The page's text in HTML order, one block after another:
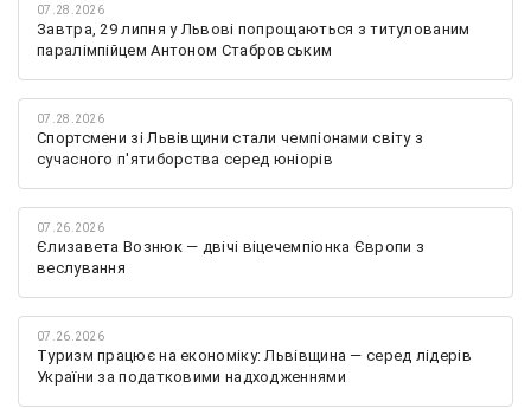
07.28.2026
Завтра, 29 липня у Львові попрощаються з титулованим
паралімпійцем Антоном Стабровським
07.28.2026
Спортсмени зі Львівщини стали чемпіонами світу з
сучасного п'ятиборства серед юніорів
07.26.2026
Єлизавета Вознюк — двічі віцечемпіонка Європи з
веслування
07.26.2026
Туризм працює на економіку: Львівщина — серед лідерів
України за податковими надходженнями